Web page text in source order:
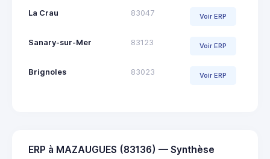
La Crau 83047 Voir ERP
Sanary-sur-Mer 83123 Voir ERP
Brignoles 83023 Voir ERP
ERP à MAZAUGUES (83136) — Synthèse